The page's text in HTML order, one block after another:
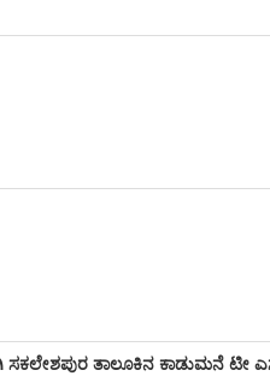
ಸಕಲೇಶಪುರ ತಾಲೂಕಿನ ಕಾಡುಮನೆ ಟೀ